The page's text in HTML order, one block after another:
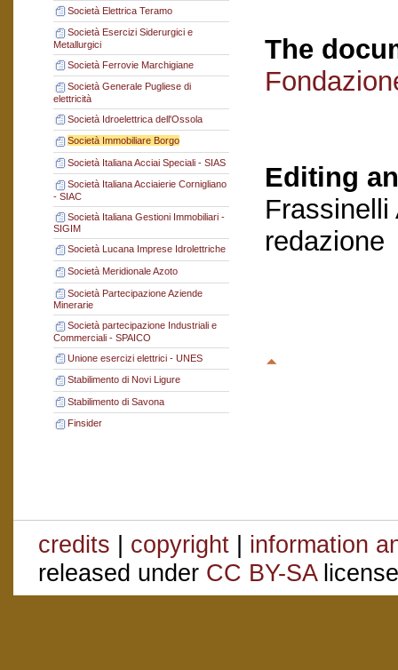
Società Elettrica Teramo
Società Esercizi Siderurgici e
Metallurgici
Società Ferrovie Marchigiane
Società Generale Pugliese di
elettricità
Società Idroelettrica dell'Ossola
Società Immobiliare Borgo
Società Italiana Acciai Speciali - SIAS
Società Italiana Acciaierie Cornigliano
- SIAC
Società Italiana Gestioni Immobiliari -
SIGIM
Società Lucana Imprese Idrolettriche
Società Meridionale Azoto
Società Partecipazione Aziende
Minerarie
Società partecipazione Industriali e
Commerciali - SPAICO
Unione esercizi elettrici - UNES
Stabilimento di Novi Ligure
Stabilimento di Savona
Finsider
The
Editing
Frassinelli
redazione
credits | copyright | information
released under CC BY-SA